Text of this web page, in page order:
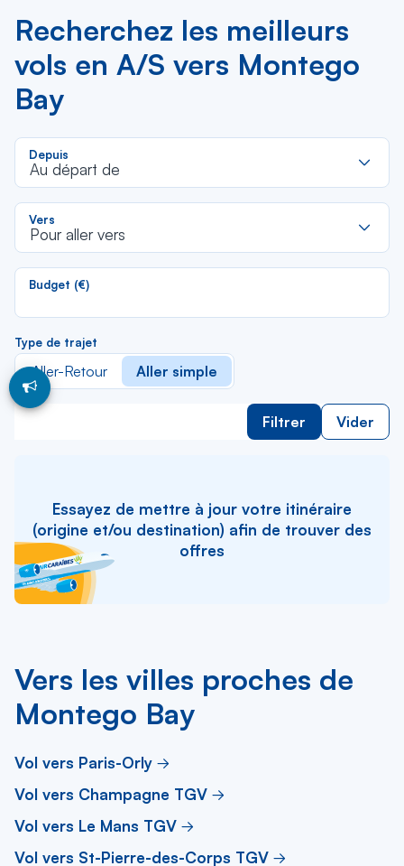
Recherchez les meilleurs
vols en A/S vers Montego
Bay
Depuis
Au départ de
Vers
Pour aller vers
Budget (€)
Type de trajet
Aller-Retour Aller simple
Filtrer Vider
Essayez de mettre à jour votre itinéraire
(origine et/ou destination) afin de trouver des
offres
Vers les villes proches de
Montego Bay
Vol vers Paris-Orly
Vol vers Champagne TGV
Vol vers Le Mans TGV
Vol vers St-Pierre-des-Corps TGV